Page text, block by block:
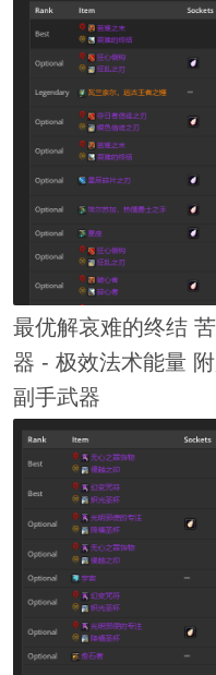
最优解哀难的终结
器 - 极效法术能量
副手武器